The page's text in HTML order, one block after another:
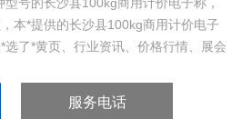
号的长沙县100kg商用计价电子称，
，本*提供的长沙县100kg商用计价电子
了*黄页、行业资讯、价格行情、展会
服务电话